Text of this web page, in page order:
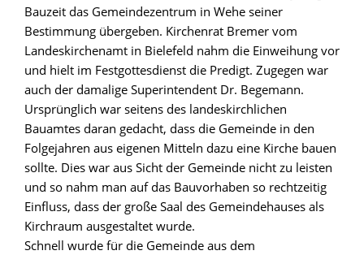
Bauzeit das Gemeindezentrum in Wehe seiner
Bestimmung übergeben. Kirchenrat Bremer vom
Landeskirchenamt in Bielefeld nahm die Einweihung vor
und hielt im Festgottesdienst die Predigt. Zugegen war
auch der damalige Superintendent Dr. Begemann.
Ursprünglich war seitens des landeskirchlichen
Bauamtes daran gedacht, dass die Gemeinde in den
Folgejahren aus eigenen Mitteln dazu eine Kirche bauen
sollte. Dies war aus Sicht der Gemeinde nicht zu leisten
und so nahm man auf das Bauvorhaben so rechtzeitig
Einfluss, dass der große Saal des Gemeindehauses als
Kirchraum ausgestaltet wurde.
Schnell wurde für die Gemeinde aus dem